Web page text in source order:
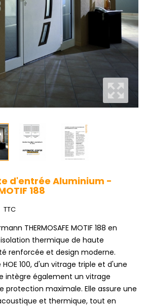
d'entrée Aluminium -
188
TTC
THERMOSAFE MOTIF 188 en
thermique de haute
renforcée et design moderne.
100, d'un vitrage triple et d'une
intègre également un vitrage
protection maximale. Elle assure une
et thermique, tout en